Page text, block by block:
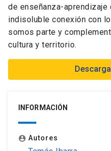
de enseñanza-aprendizaje
indisoluble conexión con
somos parte y
cultura y territorio.
INFORMACIÓN
account_circle Autores